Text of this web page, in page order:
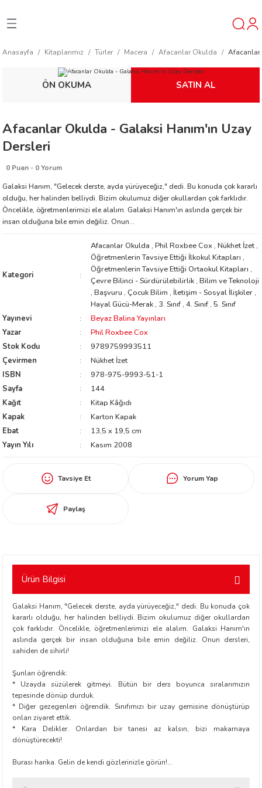
Anasayfa Kitaplarımız Türler Macera Afacanlar Okulda Afacanlar
ÖN OKUMA SATIN AL
Afacanlar Okulda - Galaksi Hanım'ın Uzay
Dersleri
0 Puan - 0 Yorum
Galaksi Hanım, "Gelecek derste, ayda yürüyeceğiz," dedi. Bu konuda çok kararlı
olduğu, her halinden belliydi. Bizim okulumuz diğer okullardan çok farklıdır.
Öncelikle, öğretmenlerimizi ele alalım. Galaksi Hanım'ın aslında gerçek bir
insan olduğuna bile emin değiliz. Onun...
Kategori
Afacanlar Okulda , Phil Roxbee Cox , Nükhet İzet ,
Öğretmenlerin Tavsiye Ettiği İlkokul Kitapları ,
Öğretmenlerin Tavsiye Ettiği Ortaokul Kitapları ,
Çevre Bilinci - Sürdürülebilirlik , Bilim ve Teknoloji
, Başvuru , Çocuk Bilim , İletişim - Sosyal İlişkiler ,
Hayal Gücü-Merak , 3. Sınıf , 4. Sınıf , 5. Sınıf
Yayınevi
Beyaz Balina Yayınları
Yazar
Phil Roxbee Cox
Stok Kodu
9789759993511
Çevirmen
Nükhet İzet
ISBN
978-975-9993-51-1
Sayfa
144
Kağıt
Kitap Kâğıdı
Kapak
Karton Kapak
Ebat
13,5 x 19,5 cm
Yayın Yılı
Kasım 2008
Tavsiye Et Yorum Yap
Paylaş
Ürün Bilgisi
Galaksi Hanım, "Gelecek derste, ayda yürüyeceğiz," dedi. Bu konuda çok
kararlı olduğu, her halinden belliydi. Bizim okulumuz diğer okullardan
çok farklıdır. Öncelikle, öğretmenlerimizi ele alalım. Galaksi Hanım'ın
aslında gerçek bir insan olduğuna bile emin değiliz. Onun dersleri,
sahiden de sihirli!
Şunları öğrendik:
* Uzayda süzülerek gitmeyi. Bütün bir ders boyunca sıralarımızın
tepesinde dönüp durduk.
* Diğer gezegenleri öğrendik. Sınıfımızı bir uzay gemisine dönüştürüp
onları ziyaret ettik.
* Kara Delikler. Onlardan bir tanesi az kalsın, bizi makarnaya
dönüştürecekti!
Burası harika. Gelin de kendi gözlerinizle görün!...